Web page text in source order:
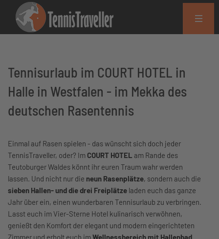
Tennisurlaub im COURT HOTEL in
Halle in Westfalen - im Mekka des
deutschen Rasentennis
Einmal auf Rasen spielen - das wünscht sich doch jeder
TennisTraveller, oder? Im COURT HOTEL am Rande des
Teutoburger Waldes könnt ihr euren Traum wahr werden
lassen. Und nicht nur die neun Rasenplätze, sondern auch die
sieben Hallen- und die drei Freiplätze laden euch das ganze
Jahr über ein, einen wunderbaren Tennisurlaub zu verbringen.
Lasst euch im Vier-Sterne Hotel kulinarisch verwöhnen,
genießt den Komfort der elegant und modern eingerichteten
Zimmer und erholt euch imWellnessbereich mit Hallenbad